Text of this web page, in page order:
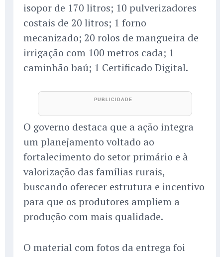
isopor de 170 litros; 10 pulverizadores
costais de 20 litros; 1 forno
mecanizado; 20 rolos de mangueira de
irrigação com 100 metros cada; 1
caminhão baú; 1 Certificado Digital.
O governo destaca que a ação integra
um planejamento voltado ao
fortalecimento do setor primário e à
valorização das famílias rurais,
buscando oferecer estrutura e incentivo
para que os produtores ampliem a
produção com mais qualidade.
O material com fotos da entrega foi